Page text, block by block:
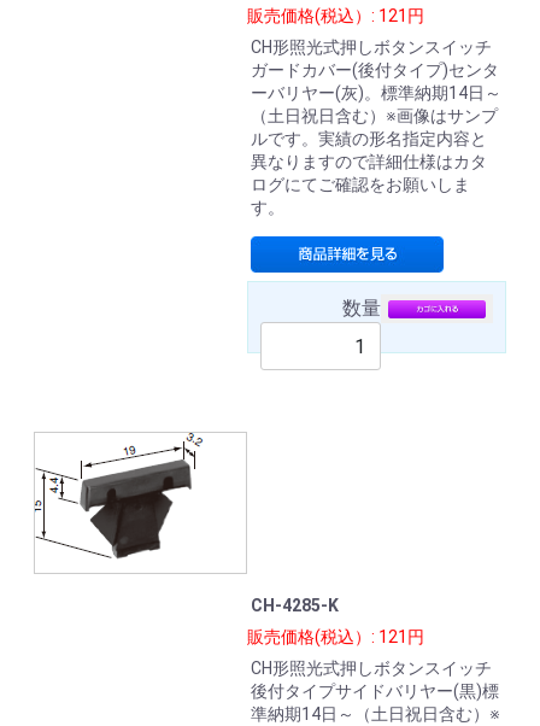
販売価格(税込）: 121円
CH形照光式押しボタンスイッチ
ガードカバー(後付タイプ)センタ
ーバリヤー(灰)。標準納期14日～
（土日祝日含む）※画像はサンプ
ルです。実績の形名指定内容と
異なりますので詳細仕様はカタ
ログにてご確認をお願いしま
す。
数量
CH-4285-K
販売価格(税込）: 121円
CH形照光式押しボタンスイッチ
後付タイプサイドバリヤー(黒)標
準納期14日～（土日祝日含む）※